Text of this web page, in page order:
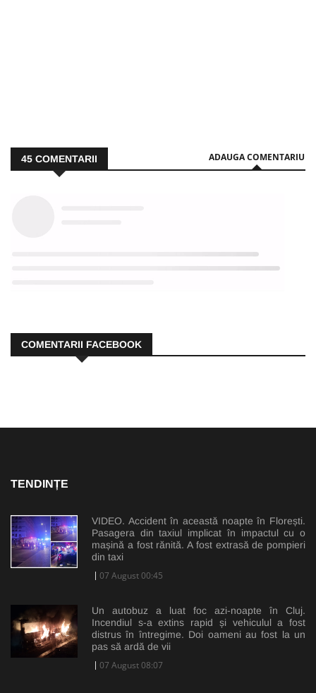
45 COMENTARII ADAUGA COMENTARIU
COMENTARII FACEBOOK
TENDINȚE
VIDEO. Accident în această noapte în Florești.
Pasagera din taxiul implicat în impactul cu o
mașină a fost rănită. A fost extrasă de pompieri
din taxi
07 August 00:45
Un autobuz a luat foc azi-noapte în Cluj.
Incendiul s-a extins rapid și vehiculul a fost
distrus în întregime. Doi oameni au fost la un
pas să ardă de vii
07 August 08:07